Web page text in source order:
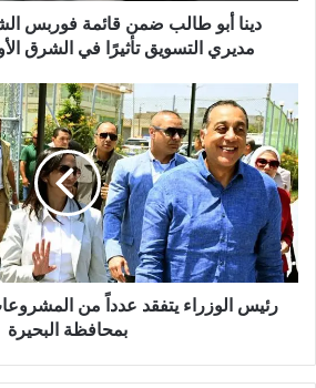
دينا أبو طالب ضمن قائمة فوربس
مديري التسويق تأثيرًا في الشرق
رئيس الوزراء يتفقد عدداً من
بمحافظة البحيرة